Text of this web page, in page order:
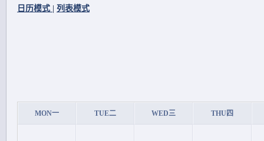
日历模式 列表模式
MON一 TUE二 WED三 THU四